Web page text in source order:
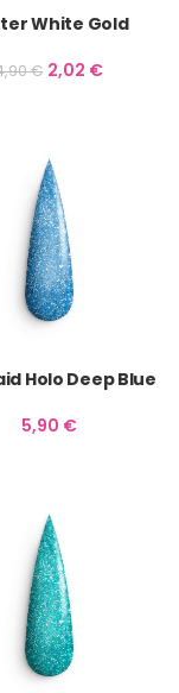
White Gold
€ 2,02 €
Holo Deep Blue
5,90 €